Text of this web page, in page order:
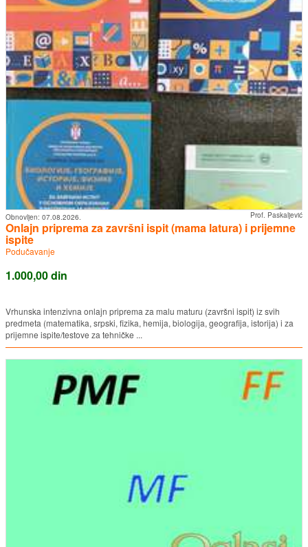
Prof. Paskaljević
Obnovljen: 07.08.2026.
Onlajn priprema za završni ispit (mama latura) i prijemne
ispite
Podučavanje
1.000,00 din
Vrhunska intenzivna onlajn priprema za malu maturu (završni ispit) iz svih
predmeta (matematika, srpski, fizika, hemija, biologija, geografija, istorija) i za
prijemne ispite/testove za tehničke ...